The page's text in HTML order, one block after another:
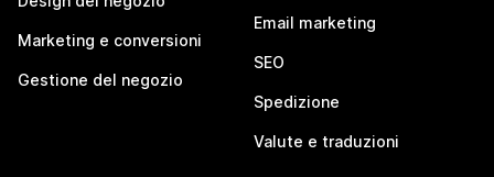
Marketing e conversioni
Gestione del negozio
Email marketing
SEO
Spedizione
Valute e traduzioni